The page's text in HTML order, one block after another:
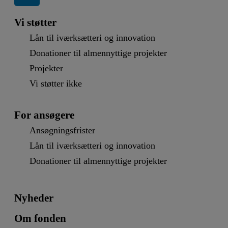
Vi støtter
Lån til iværksætteri og innovation
Donationer til almennyttige projekter
Projekter
Vi støtter ikke
For ansøgere
Ansøgningsfrister
Lån til iværksætteri og innovation
Donationer til almennyttige projekter
Nyheder
Om fonden